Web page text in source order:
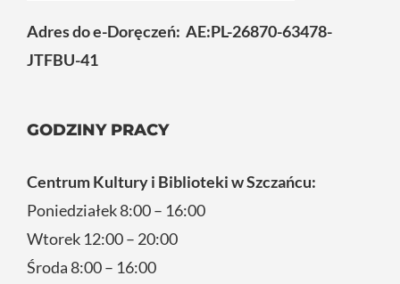
Adres do e-Doręczeń: AE:PL-26870-63478-
JTFBU-41
GODZINY PRACY
Centrum Kultury i Biblioteki w Szczańcu:
Poniedziałek 8:00 – 16:00
Wtorek 12:00 – 20:00
Środa 8:00 – 16:00